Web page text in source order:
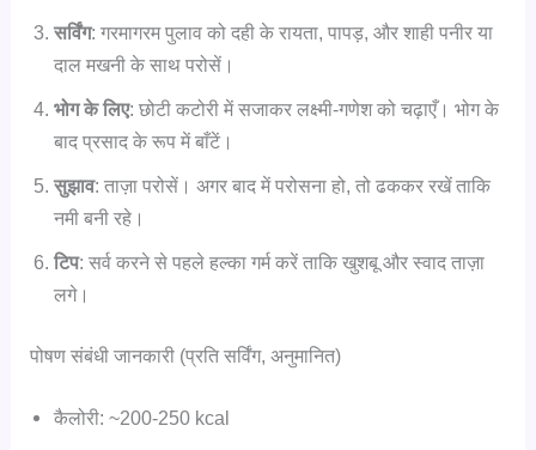
सर्विंग: गरमागरम पुलाव को दही के रायता, पापड़, और शाही पनीर या
दाल मखनी के साथ परोसें।
भोग के लिए: छोटी कटोरी में सजाकर लक्ष्मी-गणेश को चढ़ाएँ। भोग के
बाद प्रसाद के रूप में बाँटें।
सुझाव: ताज़ा परोसें। अगर बाद में परोसना हो, तो ढककर रखें ताकि
नमी बनी रहे।
टिप: सर्व करने से पहले हल्का गर्म करें ताकि खुशबू और स्वाद ताज़ा
लगे।
पोषण संबंधी जानकारी (प्रति सर्विंग, अनुमानित)
कैलोरी: ~200-250 kcal